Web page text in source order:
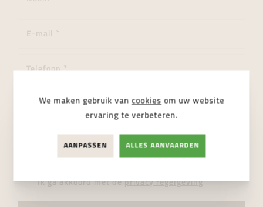
Ik ga akkoord met deprivacy regelgeving
We maken gebruik van cookies om uw website
ervaring te verbeteren.
AANPASSEN ALLES AANVAARDEN